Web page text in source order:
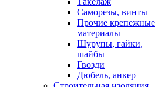
Саморезы, винты
Прочие крепежные
материалы
Шурупы, гайки,
шайбы
Гвозди
Дюбель, анкер